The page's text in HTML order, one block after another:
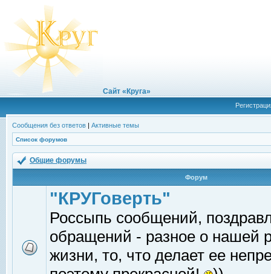
Сайт «Круга»
Сообщения без ответов | Активные темы
Список форумов
Общие форумы
Форум
"КРУГоверть"
Россыпь сообщений,
обращений - разное о нашей
жизни, то, что делает ее